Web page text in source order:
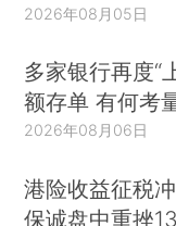
2026年08月05日
多家银行再度“
额存单 有何考
2026年08月06日
港险收益征税
保诚盘中重挫